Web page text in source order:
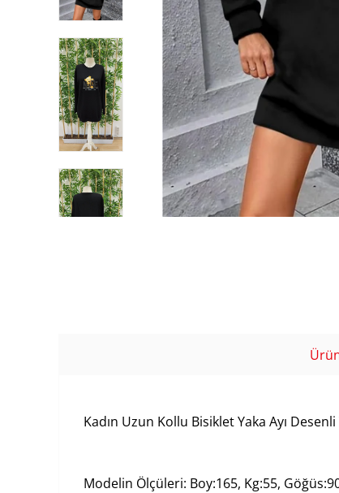
Kadın Uzun Kollu Bisiklet Yaka Ayı
Modelin Ölçüleri: Boy:165, Kg:55,